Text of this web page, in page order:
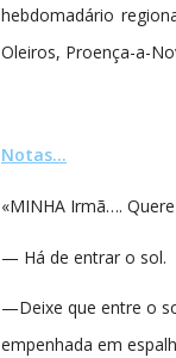
hebdomadário
Oleiros, Proença-a-
Notas…
«MINHA Irmã….
— Há de entrar o sol.
—Deixe que entre o
empenhada em